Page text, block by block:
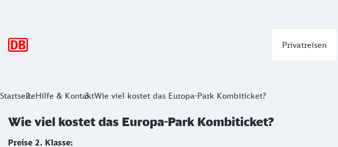
Privatreisen
StartseiteHilfe & KontaktWie viel kostet das Europa-Park Kombiticket?
Wie viel kostet das Europa-Park Kombiticket?
Preise 2. Klasse: